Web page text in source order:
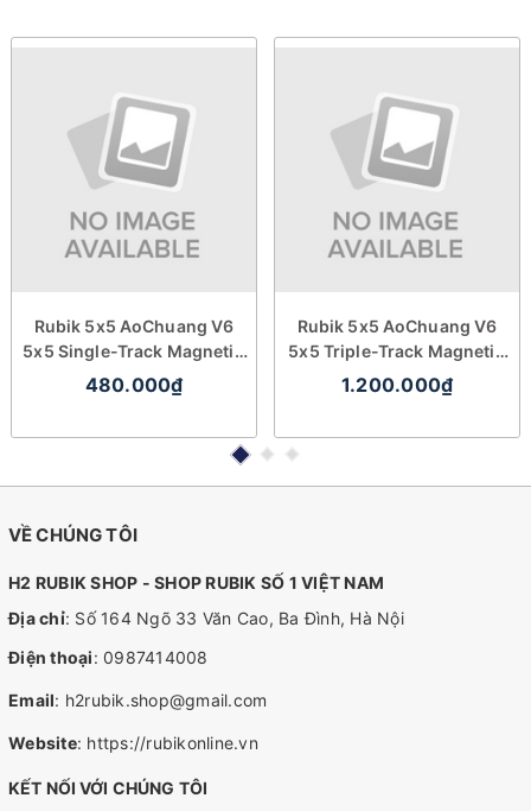
Rubik 5x5 AoChuang V6
5x5 Single-Track Magnetic
UV
480.000₫
Rubik 5x5 AoChuang V6
5x5 Triple-Track Magnetic
UV
1.200.000₫
VỀ CHÚNG TÔI
H2 RUBIK SHOP - SHOP RUBIK SỐ 1 VIỆT NAM
Địa chỉ: Số 164 Ngõ 33 Văn Cao, Ba Đình, Hà Nội
Điện thoại: 0987414008
Email: h2rubik.shop@gmail.com
Website: https://rubikonline.vn
KẾT NỐI VỚI CHÚNG TÔI